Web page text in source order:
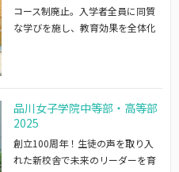
コース制廃止。入学者全員に同質
な学びを施し、教育効果を全体化
品川女子学院中等部・高等部
2025
創立100周年！生徒の声を取り入
れた新校舎で未来のリーダーを育